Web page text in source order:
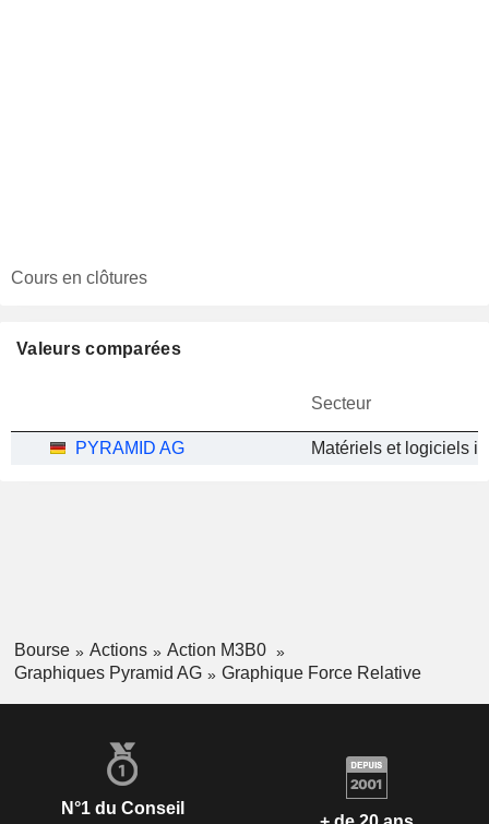
Cours en clôtures
Valeurs comparées
Secteur
PYRAMID AG Matériels et logiciels
Bourse Actions
Action M3B0
Graphiques Pyramid AG
Graphique Force Relative
N°1 du Conseil